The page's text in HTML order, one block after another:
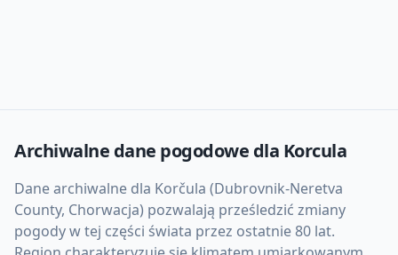
Archiwalne dane pogodowe dla Korcula
Dane archiwalne dla Korčula (Dubrovnik-Neretva
County, Chorwacja) pozwalają prześledzić zmiany
pogody w tej części świata przez ostatnie 80 lat.